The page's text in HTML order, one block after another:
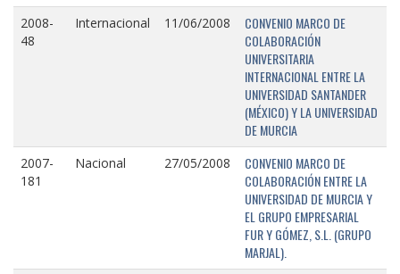
2008-
48
Internacional 11/06/2008
CONVENIO MARCO DE
COLABORACIÓN
UNIVERSITARIA
INTERNACIONAL ENTRE LA
UNIVERSIDAD SANTANDER
(MÉXICO) Y LA UNIVERSIDAD
DE MURCIA
2007-
181
Nacional 27/05/2008
CONVENIO MARCO DE
COLABORACIÓN ENTRE LA
UNIVERSIDAD DE MURCIA Y
EL GRUPO EMPRESARIAL
FUR Y GÓMEZ, S.L. (GRUPO
MARJAL).